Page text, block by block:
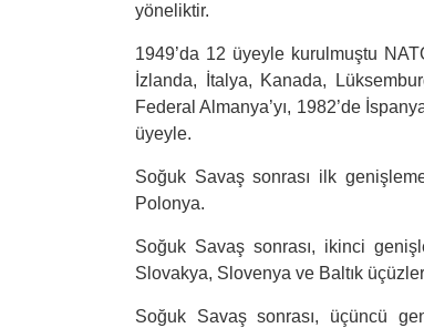
yöneliktir.
1949’da 12 üyeyle kurulmuştu
İzlanda, İtalya, Kanada,
Federal Almanya’yı, 1982’de
üyeyle.
Soğuk Savaş sonrası ilk
Polonya.
Soğuk Savaş sonrası, ikinci
Slovakya, Slovenya ve Baltık
Soğuk Savaş sonrası, üçüncü